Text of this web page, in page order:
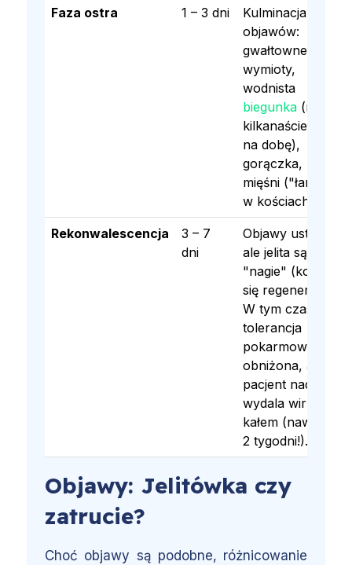
Faza ostra 1 – 3 dni
Kulminacja
objawów:
gwałtowne
wymioty,
wodnista
biegunka (nawet
kilkanaście razy
na dobę),
gorączka, bóle
mięśni ("łamanie
w kościach").
Rekonwalescencja
3 – 7
dni
Objawy ustępują,
ale jelita są wciąż
"nagie" (kosmki
się regenerują).
W tym czasie
tolerancja
pokarmowa jest
obniżona, a
pacjent nadal
wydala wirusa z
kałem (nawet do
2 tygodni!).
Objawy: Jelitówka czy
zatrucie?
Choć objawy są podobne, różnicowanie